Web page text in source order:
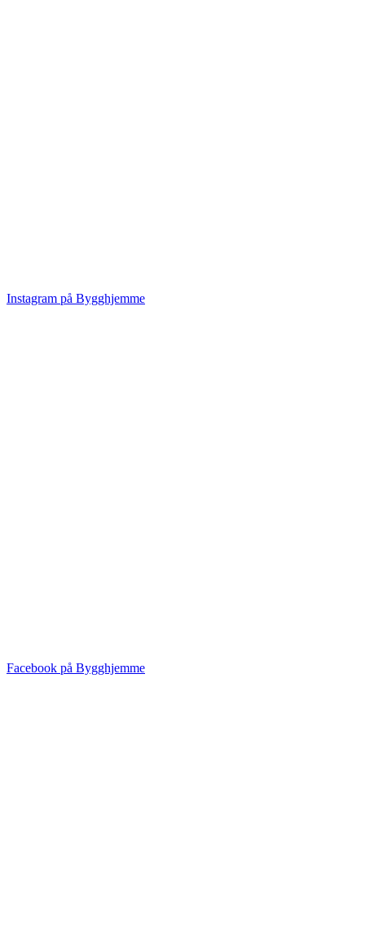
Instagram på Bygghjemme
Facebook på Bygghjemme